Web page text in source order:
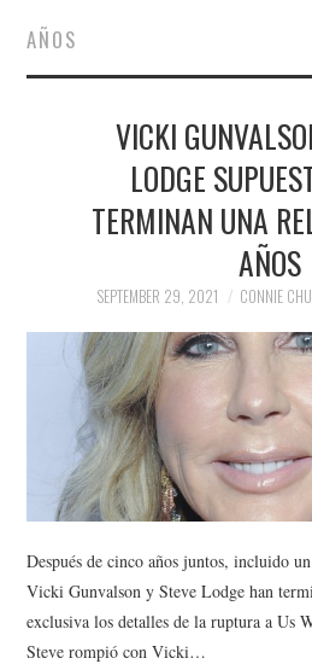
FINANCE
SPORTS
TECHNOLOGY
AÑOS
VICKI
LODGE
TERMINAN UNA
AÑOS
SEPTEMBER 29, 2021 CONNIE CHU
Después de cinco años juntos, incluido
Vicki Gunvalson y Steve Lodge han
exclusiva los detalles de la ruptura a Us
Steve rompió con Vicki…